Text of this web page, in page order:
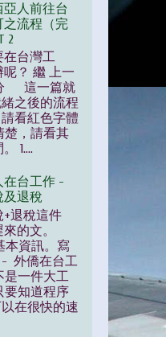
亞人前往台
之流程（完
2
在台灣工
？ 繼 上一
這一篇就
之後的流程
看紅色字體
楚，請看其
1....
在台工作 -
及退稅
退稅這件
的文。
本資訊。寫
- 外僑在台工
是一件大工
要知道程序
在很快的速